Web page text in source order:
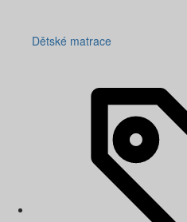
Dětské matrace